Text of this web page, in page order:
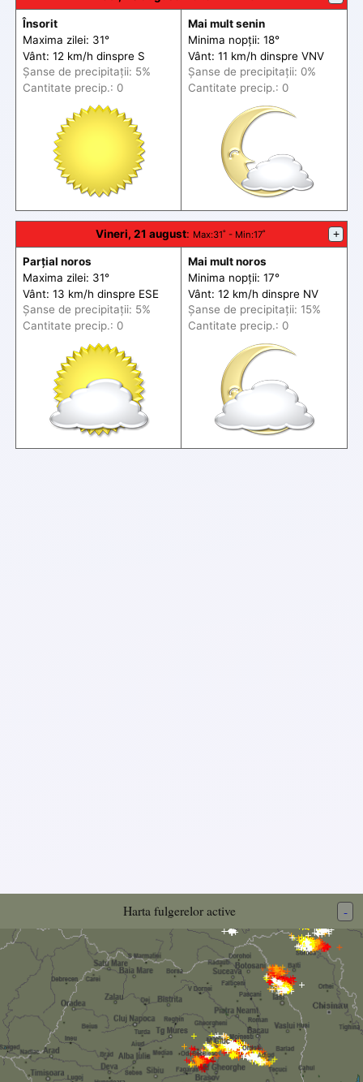
Însorit
Maxima zilei: 31°
Vânt: 12 km/h dinspre S
Șanse de precipitații: 5%
Cantitate precip.: 0
Mai mult senin
Minima nopții: 18°
Vânt: 11 km/h dinspre VNV
Șanse de precipitații: 0%
Cantitate precip.: 0
Vineri, 21 august: Max:31˚ - Min:17˚ +
Parțial noros
Maxima zilei: 31°
Vânt: 13 km/h dinspre ESE
Șanse de precipitații: 5%
Cantitate precip.: 0
Mai mult noros
Minima nopții: 17°
Vânt: 12 km/h dinspre NV
Șanse de precipitații: 15%
Cantitate precip.: 0
Harta fulgerelor active -